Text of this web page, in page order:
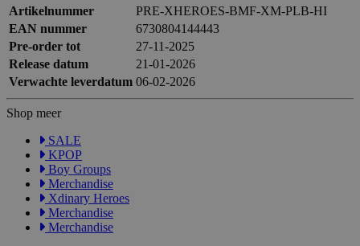
Artikelnummer
PRE-XHEROES-BMF-XM-PLB-HI
EAN nummer
6730804144443
Pre-order tot
27-11-2025
Release datum
21-01-2026
Verwachte leverdatum 06-02-2026
Shop meer
SALE
KPOP
Boy Groups
Merchandise
Xdinary Heroes
Merchandise
Merchandise